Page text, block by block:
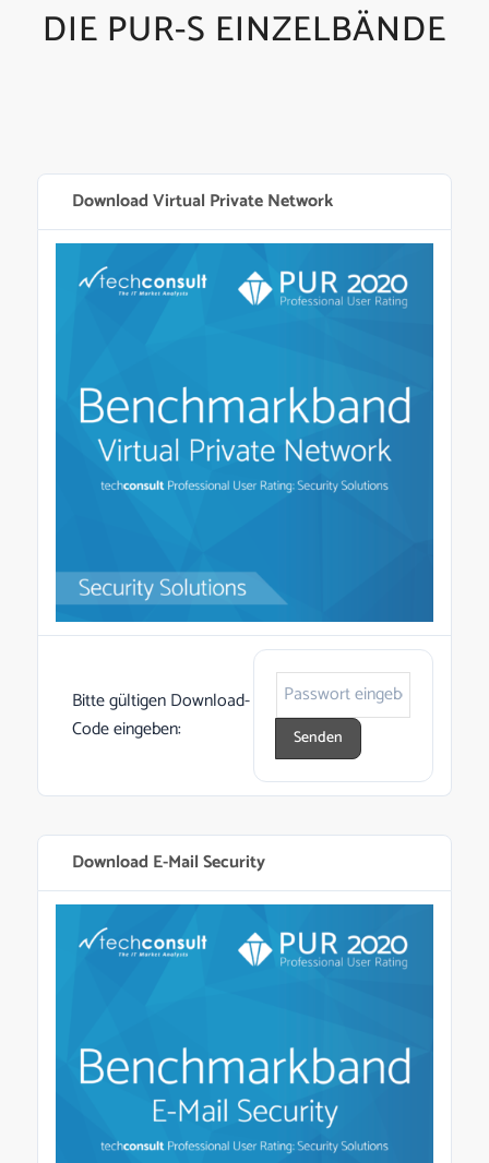
DIE PUR-S EINZELBÄNDE
Download Virtual Private Network
Bitte gültigen Download-
Code eingeben:
Download E-Mail Security